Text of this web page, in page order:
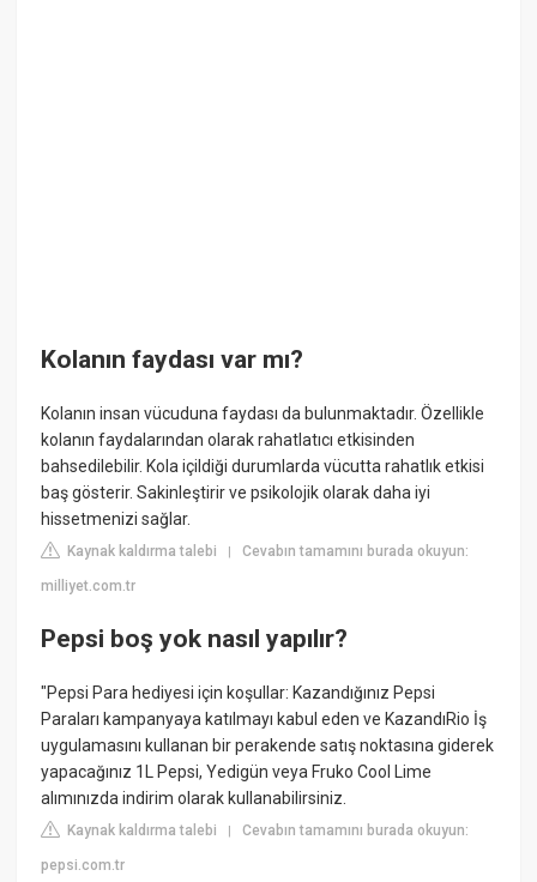
Kolanın faydası var mı?
Kolanın insan vücuduna faydası da bulunmaktadır. Özellikle
kolanın faydalarından olarak rahatlatıcı etkisinden
bahsedilebilir. Kola içildiği durumlarda vücutta rahatlık etkisi
baş gösterir. Sakinleştirir ve psikolojik olarak daha iyi
hissetmenizi sağlar.
Kaynak kaldırma talebi |Cevabın tamamını burada okuyun:
milliyet.com.tr
Pepsi boş yok nasıl yapılır?
"Pepsi Para hediyesi için koşullar: Kazandığınız Pepsi
Paraları kampanyaya katılmayı kabul eden ve KazandıRio İş
uygulamasını kullanan bir perakende satış noktasına giderek
yapacağınız 1L Pepsi, Yedigün veya Fruko Cool Lime
alımınızda indirim olarak kullanabilirsiniz.
Kaynak kaldırma talebi |Cevabın tamamını burada okuyun:
pepsi.com.tr